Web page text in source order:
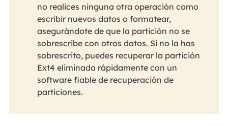
no realices ninguna otra operación como
escribir nuevos datos o formatear,
asegurándote de que la partición no se
sobrescribe con otros datos. Si no la has
sobrescrito, puedes recuperar la partición
Ext4 eliminada rápidamente con un
software fiable de recuperación de
particiones.